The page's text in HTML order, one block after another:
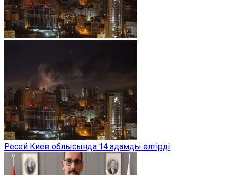
Ресей Киев облысында 14 адамды өлтірді